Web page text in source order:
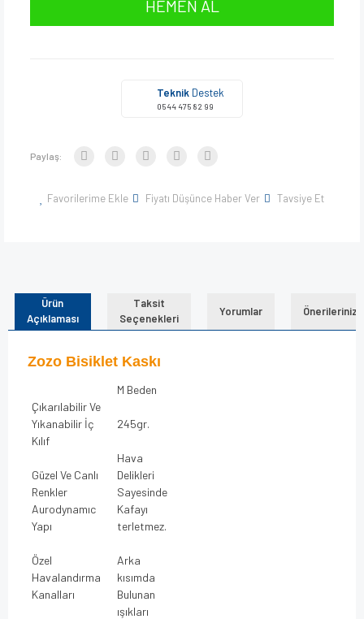
HEMEN AL
Teknik Destek
0544 475 82 99
Paylaş:
Favorilerime Ekle Fiyatı Düşünce Haber Ver Tavsiye Et
Ürün
Açıklaması
Taksit
Seçenekleri
Yorumlar Önerileriniz
Zozo Bisiklet Kaskı
Çıkarılabilir Ve
Yıkanabilir İç
Kılıf
Güzel Ve Canlı
Renkler
Aurodynamıc
Yapı
Özel
Havalandırma
Kanalları
M Beden
245gr.
Hava
Delikleri
Sayesinde
Kafayı
terletmez.
Arka
kısımda
Bulunan
ışıkları